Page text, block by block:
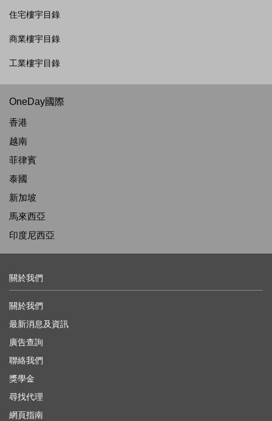
住宅樓宇目錄
商業樓宇目錄
工業樓宇目錄
OneDay國際
香港
越南
菲律賓
泰國
新加坡
馬來西亞
印度尼西亞
關於我們
關於我們
最新消息及資訊
廣告查詢
聯絡我們
獎學金
尋找代理
網頁指南